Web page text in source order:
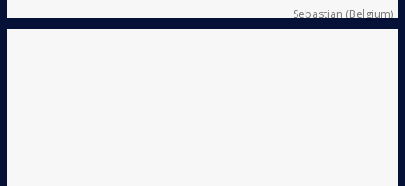
Sebastian (Belgium)